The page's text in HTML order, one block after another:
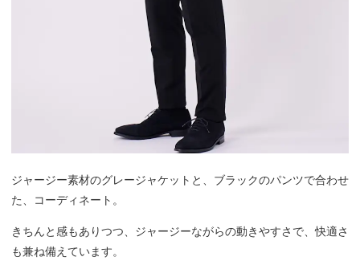
ジャージー素材のグレージャケットと、ブラックのパンツで合わせ
た、コーディネート。
きちんと感もありつつ、ジャージーながらの動きやすさで、快適さ
も兼ね備えています。